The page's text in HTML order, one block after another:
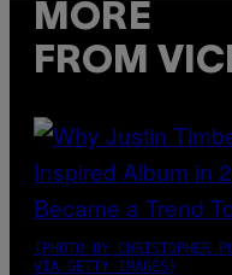
MORE
FROM
(PHOTO BY CHRISTOPHER
VIA GETTY IMAGES)